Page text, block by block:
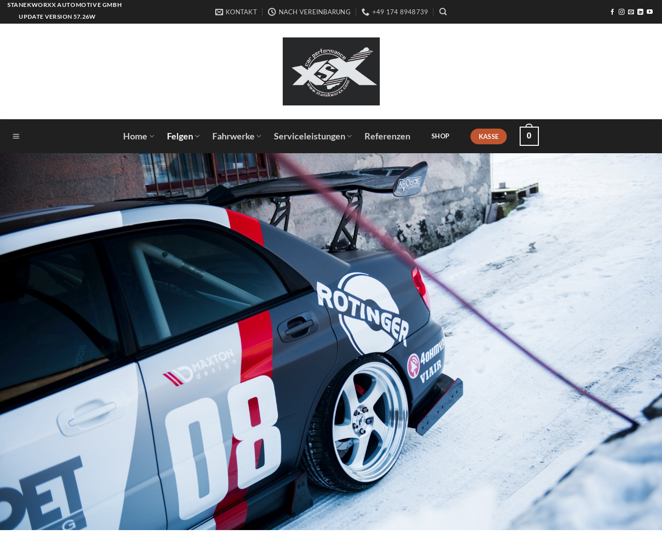
Zum
Inhalt
STANEKWORXX AUTOMOTIVE GMBH
UPDATE VERSION 57.26W
KONTAKT NACH VEREINBARUNG +49 174 8948739
Home Felgen Fahrwerke Serviceleistungen Referenzen SHOP KASSE 0